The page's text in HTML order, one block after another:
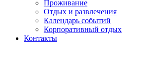
Проживание
Отдых и развлечения
Календарь событий
Корпоративный отдых
Контакты